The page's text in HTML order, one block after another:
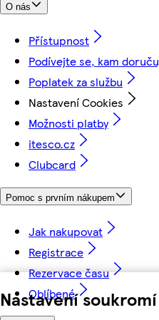
Nastavení
O nás
Přístupnost
Podívejte se, kam
Poplatek za službu
Nastavení Cookies
Možnosti platby
itesco.cz
Clubcard
Pomoc s prvním nákupem
Jak nakupovat
Registrace
Rezervace času
Oblíbené